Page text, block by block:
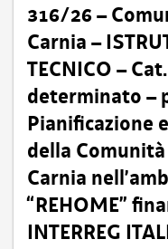
316/26 –
Carnia –
TECNICO –
determinato –
Pianificazione
della
Carnia
“REHOME”
INTERREG